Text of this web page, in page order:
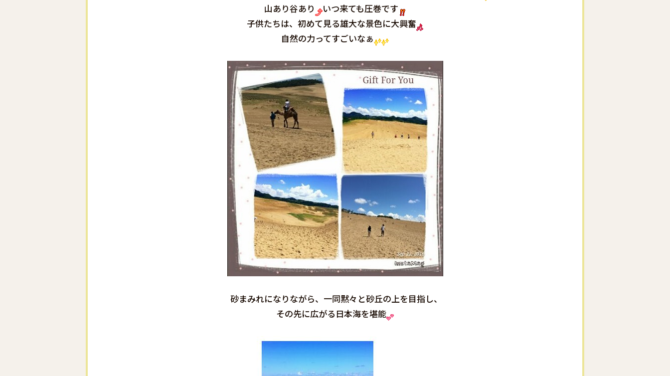
山あり谷あり
いつ来ても圧巻です
子供たちは、初めて見る雄大な景色に大興奮
自然の力ってすごいなぁ
砂まみれになりながら、一同黙々と砂丘の上を目指し、
その先に広がる日本海を堪能